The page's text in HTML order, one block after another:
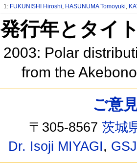
1: FUKUNISHI Hiroshi, HASUNUMA Tomoyuki,
発行年とタイ
2003: Polar
from the
ご意
〒305-8567茨城
Dr. Isoji MIYAGI, GSJ